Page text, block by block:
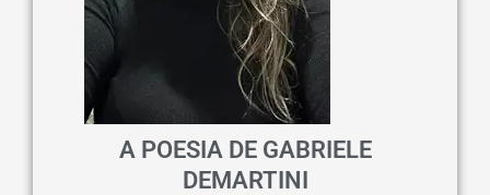
A POESIA DE GABRIELE
DEMARTINI